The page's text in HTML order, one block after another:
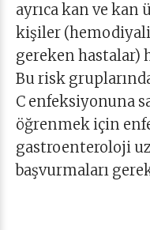
ayrıca kan ve kan
kişiler
gereken hastalar)
Bu risk
C enfeksiyonuna
öğrenmek için
gastroenteroloji
başvurmaları